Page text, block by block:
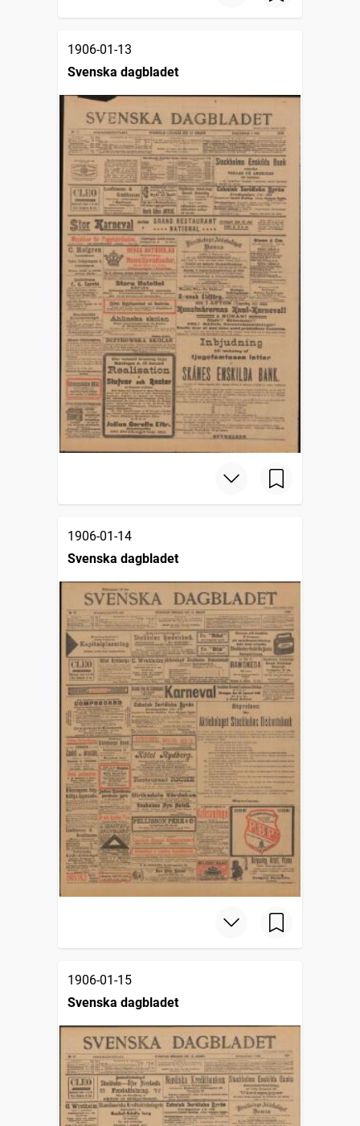
1906-01-13
Svenska dagbladet
1906-01-14
Svenska dagbladet
1906-01-15
Svenska dagbladet